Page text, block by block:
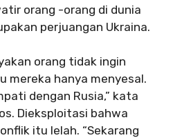
orang -orang di dunia
perjuangan Ukraina.
orang tidak ingin
mereka hanya menyesal.
dengan Rusia,” kata
Dieksploitasi bahwa
itu lelah. “Sekarang